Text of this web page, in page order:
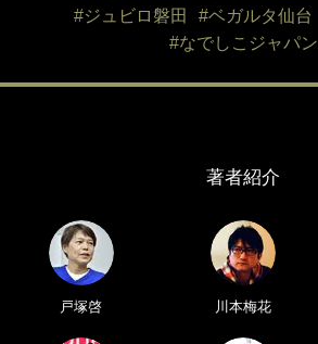
#ジュビロ磐田
#ベガルタ仙台
#なでしこジャパン
著者紹介
戸塚啓 川本梅花